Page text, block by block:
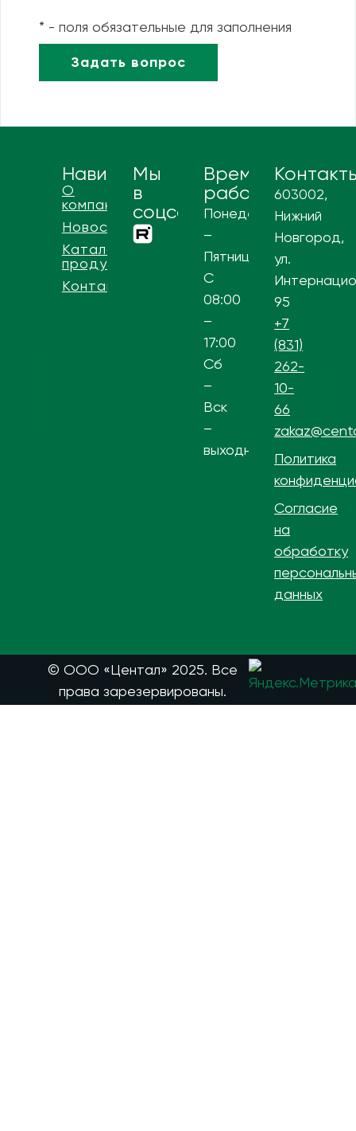
* - поля обязательные для заполнения
Навигация
О
компании
Новости
Каталог
продукции
Контакты
Мы
в
соцсетях
Время
работы
Понедельник
–
Пятница
С
08:00
–
17:00
Сб
–
Вск
–
выходной
603002,
Нижний
Новгород,
ул.
95
+7
(831)
262-
10-
66
Политика
Согласие
на
обработку
данных
© ООО «Центал» 2025. Все
права зарезервированы.